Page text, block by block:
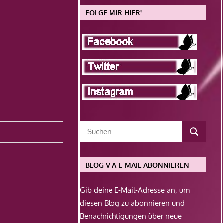
FOLGE MIR HIER!
BLOG VIA E-MAIL ABONNIEREN
Gib deine E-Mail-Adresse an, um
diesen Blog zu abonnieren und
Benachrichtigungen über neue